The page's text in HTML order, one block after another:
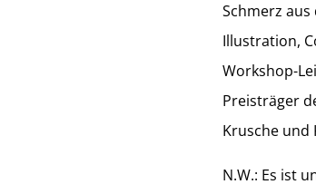
Schmerz
Illustration,
Workshop-
Preisträger
Krusche und
N.W.: Es ist